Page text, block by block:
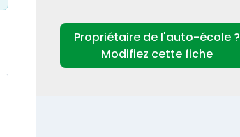
Propriétaire de l'auto-école ?
Modifiez cette fiche